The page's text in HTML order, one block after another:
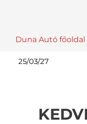
Duna Autó főoldal
25/03/27